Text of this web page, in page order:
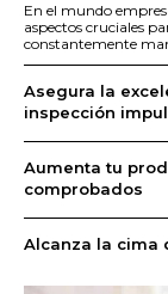
En el mundo
aspectos cruciales
constantemente
Asegura la
inspección
Aumenta tu
comprobados
Alcanza la cima